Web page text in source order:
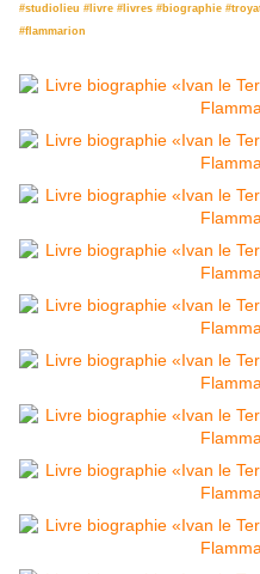
#studiolieu #livre #livres #biographie
#flammarion